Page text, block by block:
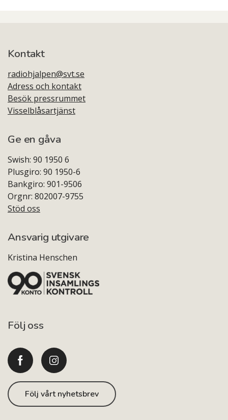
Kontakt
radiohjalpen@svt.se
Adress och kontakt
Besök pressrummet
Visselblåsartjänst
Ge en gåva
Swish: 90 1950 6
Plusgiro: 90 1950-6
Bankgiro: 901-9506
Orgnr: 802007-9755
Stöd oss
Ansvarig utgivare
Kristina Henschen
Följ oss
Följ vårt nyhetsbrev